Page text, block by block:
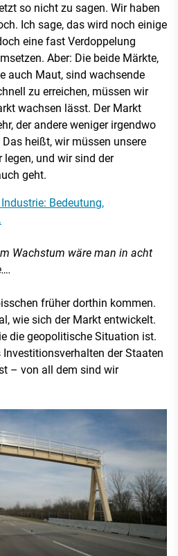
so nicht zu sagen. Wir haben
Ich sage, das wird noch einige
eine fast Verdoppelung
Aber: Die beide Märkte,
auch Maut, sind wachsende
zu erreichen, müssen wir
wachsen lässt. Der Markt
der andere weniger irgendwo
heißt, wir müssen unsere
und wir sind der
geht.
Bedeutung,
Wachstum wäre man in acht
früher dorthin kommen.
wie sich der Markt entwickelt.
die geopolitische Situation ist.
der Staaten
– von all dem sind wir